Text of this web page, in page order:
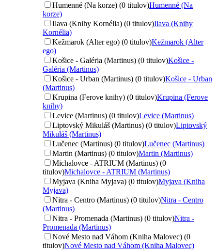
Humenné (Na korze) (0 titulov)Humenné (Na
korze)
Ilava (Knihy Kornélia) (0 titulov)Ilava (Knihy
Kornélia)
Kežmarok (Alter ego) (0 titulov)Kežmarok (Alter
ego)
Košice - Galéria (Martinus) (0 titulov)Košice -
Galéria (Martinus)
Košice - Urban (Martinus) (0 titulov)Košice - Urban
(Martinus)
Krupina (Ferove knihy) (0 titulov)Krupina (Ferove
knihy)
Levice (Martinus) (0 titulov)Levice (Martinus)
Liptovský Mikuláš (Martinus) (0 titulov)Liptovský
Mikuláš (Martinus)
Lučenec (Martinus) (0 titulov)Lučenec (Martinus)
Martin (Martinus) (0 titulov)Martin (Martinus)
Michalovce - ATRIUM (Martinus) (0
titulov)Michalovce - ATRIUM (Martinus)
Myjava (Kniha Myjava) (0 titulov)Myjava (Kniha
Myjava)
Nitra - Centro (Martinus) (0 titulov)Nitra - Centro
(Martinus)
Nitra - Promenada (Martinus) (0 titulov)Nitra -
Promenada (Martinus)
Nové Mesto nad Váhom (Kniha Malovec) (0
titulov)Nové Mesto nad Váhom (Kniha Malovec)